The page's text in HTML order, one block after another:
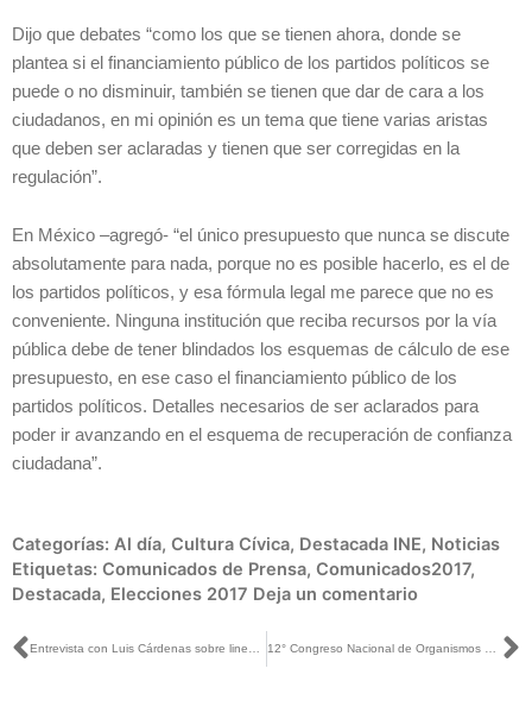
Dijo que debates “como los que se tienen ahora, donde se
plantea si el financiamiento público de los partidos políticos se
puede o no disminuir, también se tienen que dar de cara a los
ciudadanos, en mi opinión es un tema que tiene varias aristas
que deben ser aclaradas y tienen que ser corregidas en la
regulación”.
En México –agregó- “el único presupuesto que nunca se discute
absolutamente para nada, porque no es posible hacerlo, es el de
los partidos políticos, y esa fórmula legal me parece que no es
conveniente. Ninguna institución que reciba recursos por la vía
pública debe de tener blindados los esquemas de cálculo de ese
presupuesto, en ese caso el financiamiento público de los
partidos políticos. Detalles necesarios de ser aclarados para
poder ir avanzando en el esquema de recuperación de confianza
ciudadana”.
Categorías: Al día, Cultura Cívica, Destacada INE, Noticias
Etiquetas: Comunicados de Prensa, Comunicados2017,
Destacada, Elecciones 2017 Deja un comentario
Ant